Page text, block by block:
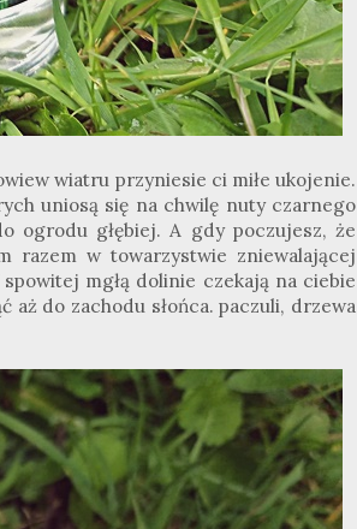
wiatru przyniesie ci miłe ukojenie.
uniosą się na chwilę nuty czarnego
ogrodu głębiej. A gdy poczujesz, że
razem w towarzystwie zniewalającej
mgłą dolinie czekają na ciebie
do zachodu słońca. paczuli, drzewa